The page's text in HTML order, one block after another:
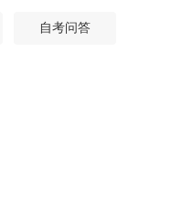
自考问答